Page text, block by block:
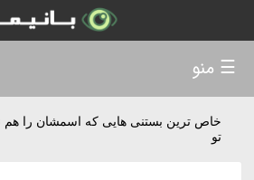
خاص ترین بستنی هایی که اسمشان را هم
تو
☰ منو